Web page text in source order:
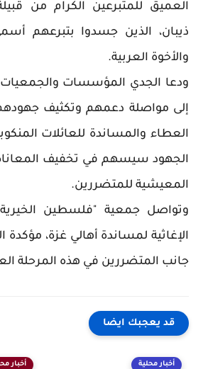
العميق للمتبرعين الكرام من
ذيبان، الذين جسدوا بتبرعهم
والأخوة العربية.
ودعا الجدي المؤسسات والجمعيات
إلى مواصلة دعمهم وتكثيف
العطاء والمساندة للعائلات
الجهود سيسهم في تخفيف
المعيشية للمتضررين.
وتواصل جمعية "فلسطين
الإغاثية لمساندة أهالي غزة، مؤكدة
جانب المتضررين في هذه المرحلة
قد يعجبك ايضا
أخبار محلية أخبار